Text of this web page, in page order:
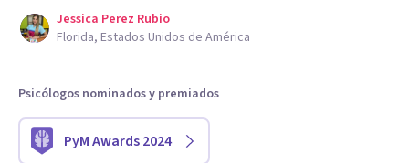
Jessica Perez Rubio
Florida, Estados Unidos de América
Psicólogos nominados y premiados
PyM Awards 2024